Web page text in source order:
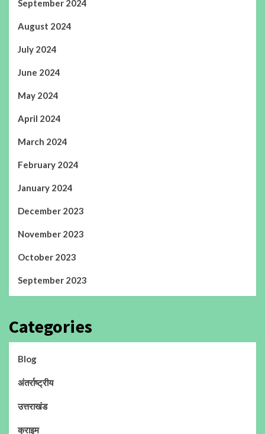
September 2024
August 2024
July 2024
June 2024
May 2024
April 2024
March 2024
February 2024
January 2024
December 2023
November 2023
October 2023
September 2023
Categories
Blog
अंतर्राष्ट्रीय
उत्तराखंड
क्राइम